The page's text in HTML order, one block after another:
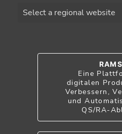
Eine
digitalen
Verbessern,
und
QS/RA-